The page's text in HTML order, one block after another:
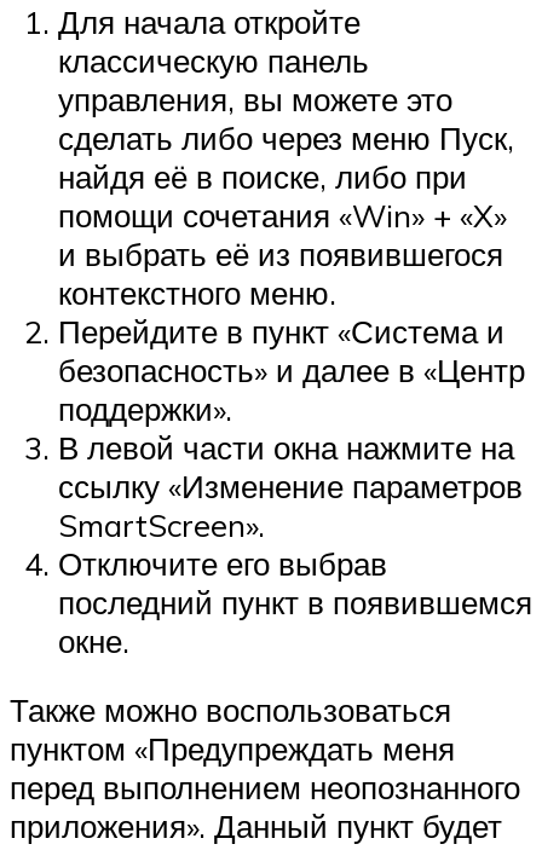
Для начала откройте
классическую панель
управления, вы можете это
сделать либо через меню Пуск,
найдя её в поиске, либо при
помощи сочетания «Win» + «X»
и выбрать её из появившегося
контекстного меню.
Перейдите в пункт «Система и
безопасность» и далее в «Центр
поддержки».
В левой части окна нажмите на
ссылку «Изменение параметров
SmartScreen».
Отключите его выбрав
последний пункт в появившемся
окне.
Также можно воспользоваться
пунктом «Предупреждать меня
перед выполнением неопознанного
приложения». Данный пункт будет